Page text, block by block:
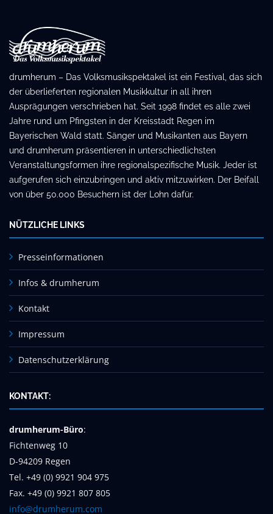
drumherum – Das Volksmusikspektakel ist ein Festival, das sich
der überlieferten regionalen Musikkultur in all ihren
Ausprägungen verschrieben hat. Seit 1998 findet es alle zwei
Jahre rund um Pfingsten in der Kreisstadt Regen im
Bayerischen Wald statt. Sänger und Musikanten aus Bayern
und drumherum präsentieren in unterschiedlichsten
Veranstaltungsformen ihre regionalspezifische Musik. Jeder ist
aufgerufen sich einzubringen und aktiv mitzuwirken. Der Beifall
von über 50.000 Besuchern ist der Lohn dafür.
NÜTZLICHE LINKS
Presseinformationen
Infos & drumherum
Kontakt
Impressum
Datenschutzerklärung
KONTAKT:
drumherum-Büro:
Fichtenweg 10
D-94209 Regen
Tel. +49 (0) 9921 904 975
Fax. +49 (0) 9921 807 805
info@drumherum.com